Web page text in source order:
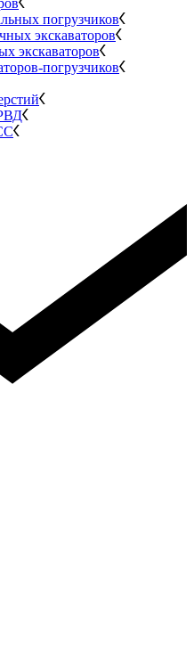
погрузчиков
экскаваторов
экскаваторов
погрузчиков